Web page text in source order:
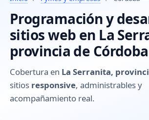
Programación y
sitios web en La
provincia de Córdoba
Cobertura en La Serranita,
sitios responsive, administrables y
acompañamiento real.